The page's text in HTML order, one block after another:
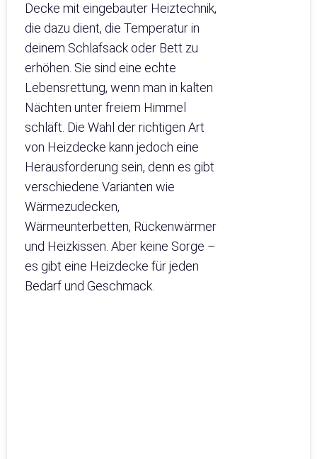
Decke mit eingebauter Heiztechnik,
die dazu dient, die Temperatur in
deinem Schlafsack oder Bett zu
erhöhen. Sie sind eine echte
Lebensrettung, wenn man in kalten
Nächten unter freiem Himmel
schläft. Die Wahl der richtigen Art
von Heizdecke kann jedoch eine
Herausforderung sein, denn es gibt
verschiedene Varianten wie
Wärmezudecken,
Wärmeunterbetten, Rückenwärmer
und Heizkissen. Aber keine Sorge –
es gibt eine Heizdecke für jeden
Bedarf und Geschmack.